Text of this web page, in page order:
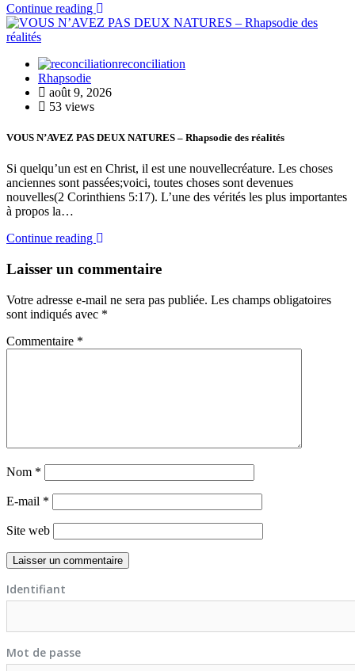
Continue reading
reconciliation
Rhapsodie
août 9, 2026
53 views
VOUS N’AVEZ PAS DEUX NATURES – Rhapsodie des réalités
Si quelqu’un est en Christ, il est une nouvellecréature. Les choses
anciennes sont passées;voici, toutes choses sont devenues
nouvelles(2 Corinthiens 5:17). L’une des vérités les plus importantes
à propos la…
Continue reading
Laisser un commentaire
Votre adresse e-mail ne sera pas publiée. Les champs obligatoires
sont indiqués avec *
Commentaire *
Nom *
E-mail *
Site web
Identifiant
Mot de passe